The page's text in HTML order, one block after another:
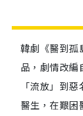
韓劇《醫到孤
品，劇情改編
「流放」到
醫生，在艱困